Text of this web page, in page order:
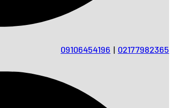
09106454196 | 02177982365